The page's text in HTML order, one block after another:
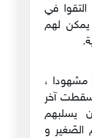
التقوا في
يمكن لهم
مشهودا ،
آخر
يسلبهم
الصّغير و